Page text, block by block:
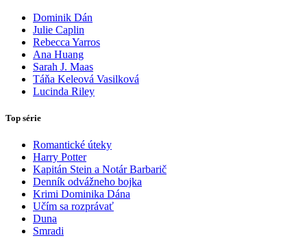
Dominik Dán
Julie Caplin
Rebecca Yarros
Ana Huang
Sarah J. Maas
Táňa Keleová Vasilková
Lucinda Riley
Top série
Romantické úteky
Harry Potter
Kapitán Stein a Notár Barbarič
Denník odvážneho bojka
Krimi Dominika Dána
Učím sa rozprávať
Duna
Smradi